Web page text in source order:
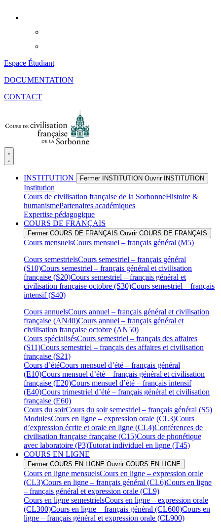
Espace Étudiant
DOCUMENTATION
CONTACT
INSTITUTION Fermer INSTITUTION Ouvrir INSTITUTION
Institution
Cours de civilisation française de la SorbonneHistoire &
humanismePartenaires académiques
Expertise pédagogique
COURS DE FRANÇAIS
Fermer COURS DE FRANÇAIS Ouvrir COURS DE FRANÇAIS
Cours mensuelsCours mensuel – français général (M5)
Cours semestrielsCours semestriel – français général
(S10)Cours semestriel – français général et civilisation
française (S20)Cours semestriel – français général et
civilisation française octobre (S30)Cours semestriel – français
intensif (S40)
Cours annuelsCours annuel – français général et civilisation
française (AN40)Cours annuel – français général et
civilisation française octobre (AN50)
Cours spécialisésCours semestriel – français des affaires
(S11)Cours semestriel – français des affaires et civilisation
française (S21)
Cours d’étéCours mensuel d’été – français général
(E10)Cours mensuel d’été – français général et civilisation
française (E20)Cours mensuel d’été – français intensif
(E40)Cours trimestriel d’été – français général et civilisation
française (E60)
Cours du soirCours du soir semestriel – français général (S5)
ModulesCours en ligne – expression orale (CL3)Cours
d’expression écrite et orale en ligne (CL4)Conférences de
civilisation française française (C15)Cours de phonétique
avec laboratoire (P3)Tutorat individuel en ligne (T45)
COURS EN LIGNE
Fermer COURS EN LIGNE Ouvrir COURS EN LIGNE
Cours en ligne mensuelsCours en ligne – expression orale
(CL3)Cours en ligne – français général (CL6)Cours en ligne
– français général et expression orale (CL9)
Cours en ligne semestrielsCours en ligne – expression orale
(CL300)Cours en ligne – français général (CL600)Cours en
ligne – français général et expression orale (CL900)